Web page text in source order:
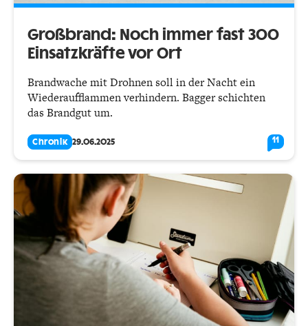
Großbrand: Noch immer fast 300
Einsatzkräfte vor Ort
Brandwache mit Drohnen soll in der Nacht ein
Wiederaufflammen verhindern. Bagger schichten
das Brandgut um.
Chronik 29.06.2025 11